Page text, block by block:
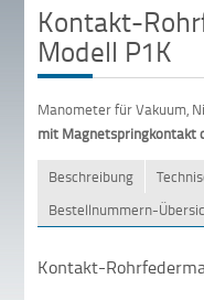
Kontakt-
Modell P1K
Manometer für Vakuum,
mit Magnetspringkontakt
Beschreibung
Bestellnummern-
Kontakt-